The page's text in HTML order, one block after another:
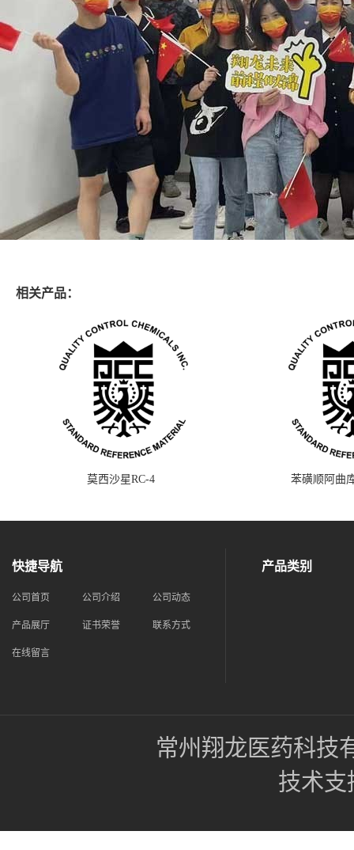
相关产品：
莫西沙星RC-4 苯磺顺阿曲
快捷导航
公司首页 公司介绍 公司动态
产品展厅 证书荣誉 联系方式
在线留言
产品类别
常州翔龙医药科技
技术